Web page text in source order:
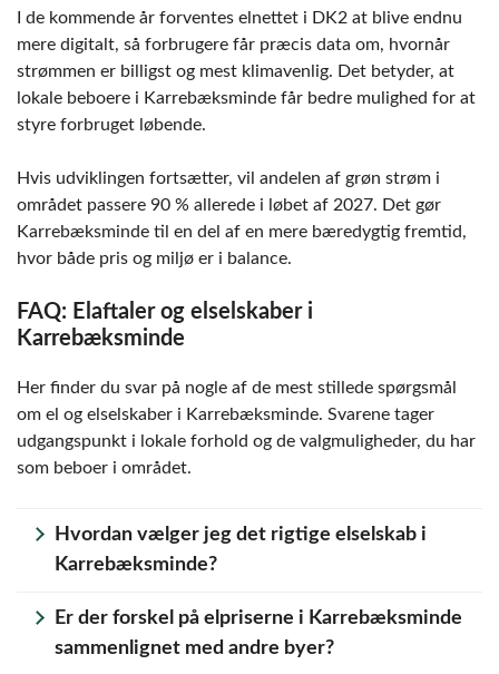
I de kommende år forventes elnettet i DK2 at blive endnu
mere digitalt, så forbrugere får præcis data om, hvornår
strømmen er billigst og mest klimavenlig. Det betyder, at
lokale beboere i Karrebæksminde får bedre mulighed for at
styre forbruget løbende.
Hvis udviklingen fortsætter, vil andelen af grøn strøm i
området passere 90 % allerede i løbet af 2027. Det gør
Karrebæksminde til en del af en mere bæredygtig fremtid,
hvor både pris og miljø er i balance.
FAQ: Elaftaler og elselskaber i
Karrebæksminde
Her finder du svar på nogle af de mest stillede spørgsmål
om el og elselskaber i Karrebæksminde. Svarene tager
udgangspunkt i lokale forhold og de valgmuligheder, du har
som beboer i området.
Hvordan vælger jeg det rigtige elselskab i
Karrebæksminde?
Det vigtigste er at sammenligne både pris,
kundetilfredshed og aftaletype. I Karrebæksminde
kan du frit vælge mellem landsdækkende og mindre
Er der forskel på elpriserne i Karrebæksminde
sammenlignet med andre byer?